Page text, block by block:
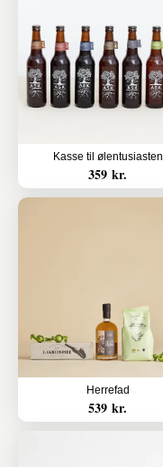
Kasse til ølentusiasten
359 kr.
Herrefad
539 kr.